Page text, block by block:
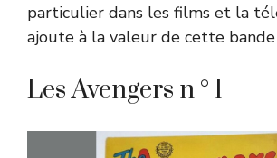
particulier dans les films et la
ajoute à la valeur de cette bande
Les Avengers n ° 1